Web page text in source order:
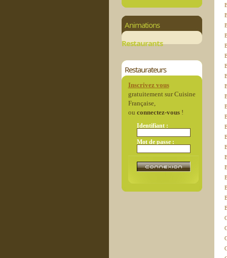
Animations
Restaurants
Restaurateurs
Inscrivez vous
gratuitement sur Cuisine
Française,
ou connectez-vous!
Identifiant :
Mot de passe :